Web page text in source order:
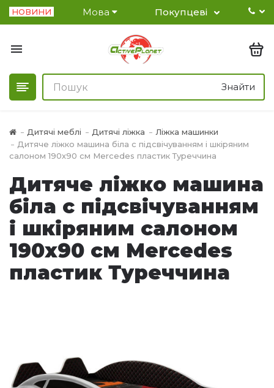
НОВИНИ Мова Покупцеві
Знайти
Дитячі меблі Дитячі ліжка
Ліжка машинки
Дитяче ліжко машина біла c підсвічуванням і шкіряним
салоном 190х90 см Mercedes пластик Туреччина
Дитяче ліжко машина
біла c підсвічуванням
і шкіряним салоном
190х90 см Mercedes
пластик Туреччина